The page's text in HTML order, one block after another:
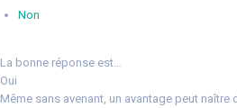
Non
La bonne réponse est…
Oui
Même sans avenant, un avantage peut